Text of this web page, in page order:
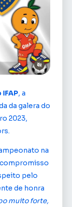
, a
da galera do
2023,
na
pelo
de honra
muito forte,